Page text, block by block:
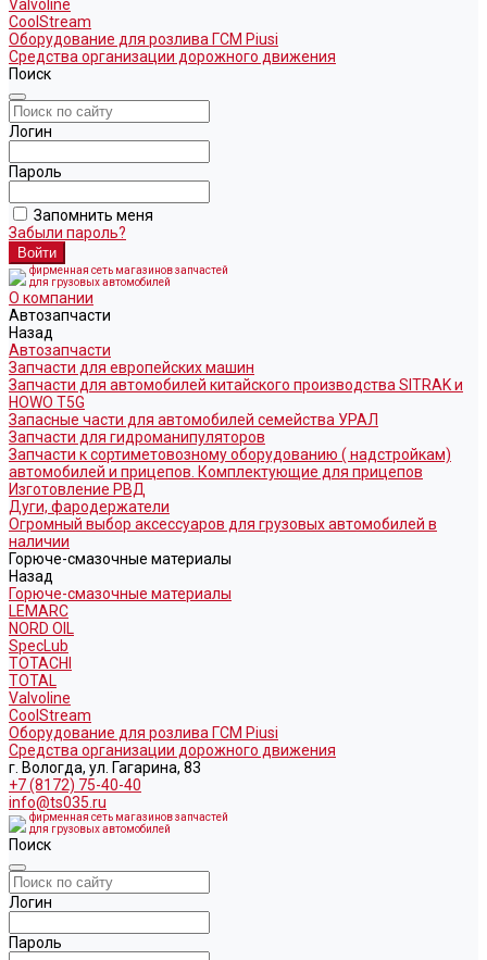
Valvoline
CoolStream
Оборудование для розлива ГСМ Piusi
Средства организации дорожного движения
Поиск
Логин
Пароль
Запомнить меня
Забыли пароль?
фирменная сеть магазинов запчастей
для грузовых автомобилей
О компании
Автозапчасти
Назад
Автозапчасти
Запчасти для европейских машин
Запчасти для автомобилей китайского производства SITRAK и
HOWO T5G
Запасные части для автомобилей семейства УРАЛ
Запчасти для гидроманипуляторов
Запчасти к сортиметовозному оборудованию ( надстройкам)
автомобилей и прицепов. Комплектующие для прицепов
Изготовление РВД
Дуги, фародержатели
Огромный выбор аксессуаров для грузовых автомобилей в
наличии
Горюче-смазочные материалы
Назад
Горюче-смазочные материалы
LEMARC
NORD OIL
SpecLub
TOTACHI
TOTAL
Valvoline
CoolStream
Оборудование для розлива ГСМ Piusi
Средства организации дорожного движения
г. Вологда, ул. Гагарина, 83
+7 (8172) 75-40-40
info@ts035.ru
фирменная сеть магазинов запчастей
для грузовых автомобилей
Поиск
Логин
Пароль